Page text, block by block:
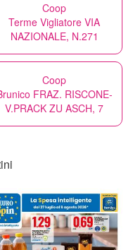
Coop
Terme Vigliatore VIA
NAZIONALE, N.271
Coop
FRAZ. RISCONE-
V.PRACK ZU ASCH, 7